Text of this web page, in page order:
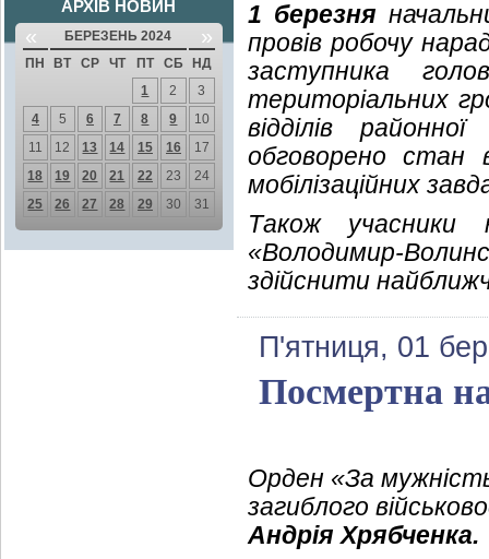
АРХІВ НОВИН
« БЕРЕЗЕНЬ 2024 »
ПН ВТ СР ЧТ ПТ СБ
НД
1
2
3
4
5 6 7 8 9
10
11
12 13 14 15 16
17
18
19 20 21 22 23
24
25
26 27 28 29 30 31
1 березня
провів робочу
заступника
територіальних
відділів
обговорено стан
мобілізаційних
Також учасники
«Володимир-
здійснити
П'ятниця, 01
Посмертна
Орден «За
загиблого
Андрія Хрябченка.